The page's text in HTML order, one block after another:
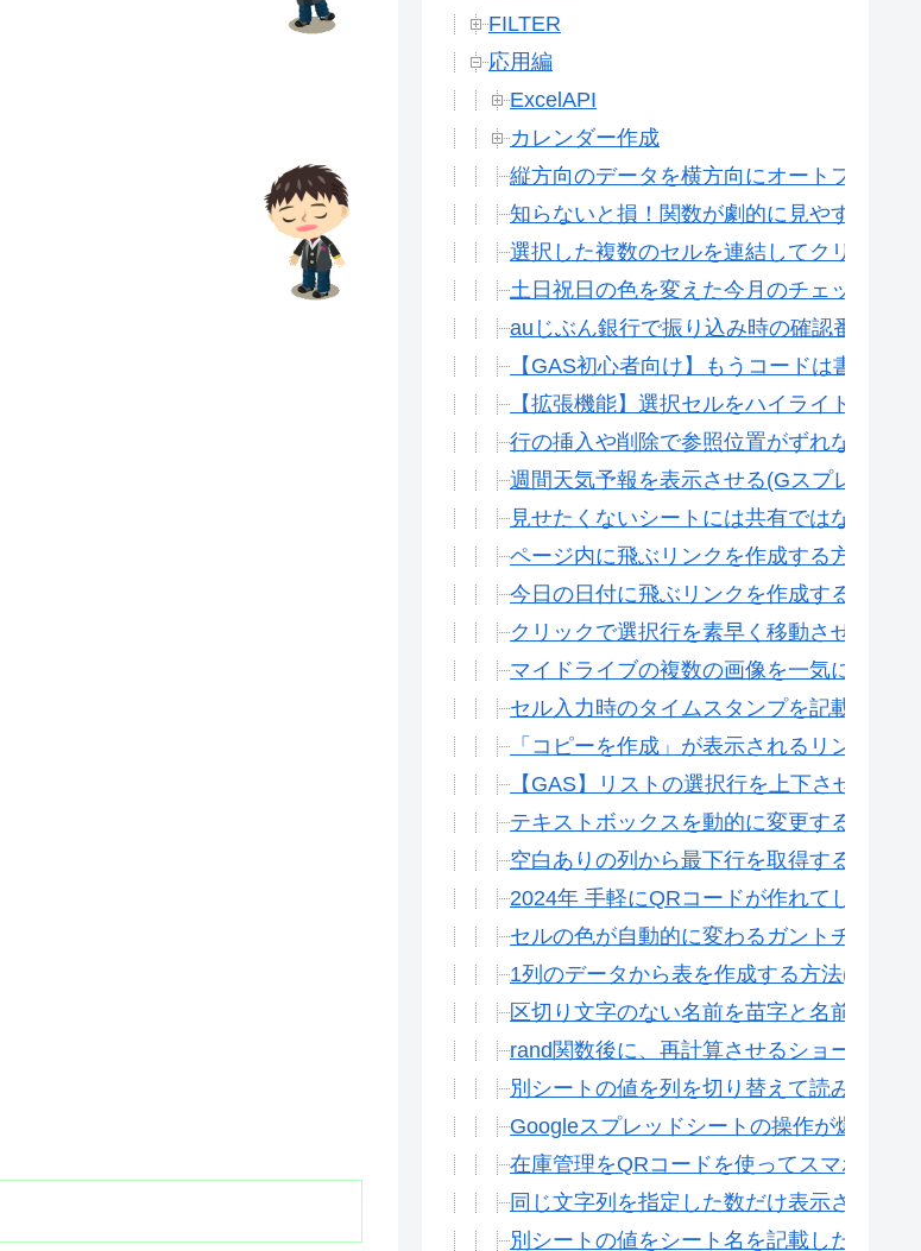
FILTER
応用編
ExcelAPI
カレンダー作成
縦方向のデータを横方向にオートフィル
知らないと損！関数が劇的に見やすくな
選択した複数のセルを連結してクリップ
土日祝日の色を変えた今月のチェックシ
auじぶん銀行で振り込み時の確認番号を
【GAS初心者向け】もうコードは書か
【拡張機能】選択セルをハイライト表示
行の挿入や削除で参照位置がずれない方
週間天気予報を表示させる(Gスプレッド
見せたくないシートには共有ではなくウ
ページ内に飛ぶリンクを作成する方法(G
今日の日付に飛ぶリンクを作成する(Gス
クリックで選択行を素早く移動させる(G
マイドライブの複数の画像を一気に表示
セル入力時のタイムスタンプを記載する
「コピーを作成」が表示されるリンクの
【GAS】リストの選択行を上下させる(G
テキストボックスを動的に変更する方法
空白ありの列から最下行を取得する方法
2024年 手軽にQRコードが作れてしまう
セルの色が自動的に変わるガントチャー
1列のデータから表を作成する方法(Gスプ
区切り文字のない名前を苗字と名前に分
rand関数後に、再計算させるショートカ
別シートの値を列を切り替えて読み込む
Googleスプレッドシートの操作が爆速に
在庫管理をQRコードを使ってスマホから
同じ文字列を指定した数だけ表示させる
別シートの値をシート名を記載したセル